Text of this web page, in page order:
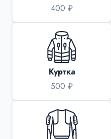
400 ₽
Куртка
500 ₽